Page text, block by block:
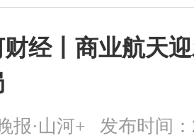
财经丨商业航天
报·山河+ 发布时间：